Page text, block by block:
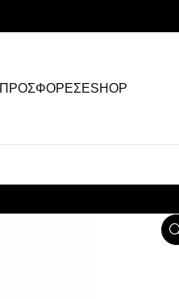
ΠΡΟΣΦΟΡΕΣESHOP